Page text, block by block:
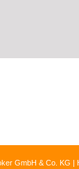
GmbH & Co. KG